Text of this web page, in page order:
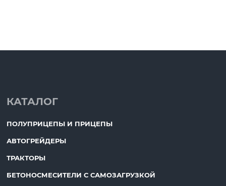
КАТАЛОГ
ПОЛУПРИЦЕПЫ И ПРИЦЕПЫ
АВТОГРЕЙДЕРЫ
ТРАКТОРЫ
БЕТОНОСМЕСИТЕЛИ С САМОЗАГРУЗКОЙ